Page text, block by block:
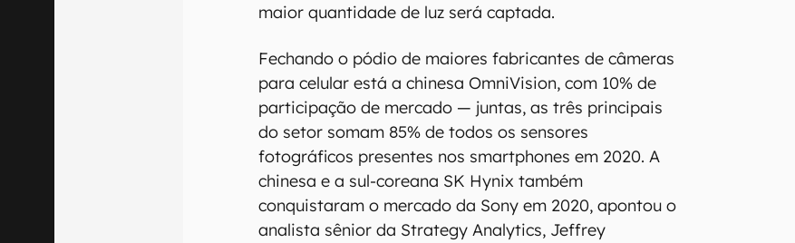
maior quantidade de luz será captada.
Fechando o pódio de maiores fabricantes de câmeras
para celular está a chinesa OmniVision, com 10% de
participação de mercado — juntas, as três principais
do setor somam 85% de todos os sensores
fotográficos presentes nos smartphones em 2020. A
chinesa e a sul-coreana SK Hynix também
conquistaram o mercado da Sony em 2020, apontou o
analista sênior da Strategy Analytics, Jeffrey